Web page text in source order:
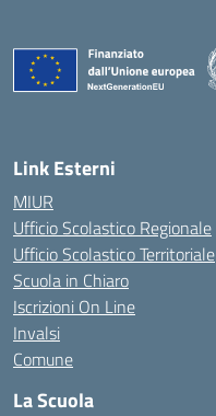
Link Esterni
MIUR
Ufficio Scolastico Regionale
Ufficio Scolastico Territoriale
Scuola in Chiaro
Iscrizioni On Line
Invalsi
Comune
La Scuola